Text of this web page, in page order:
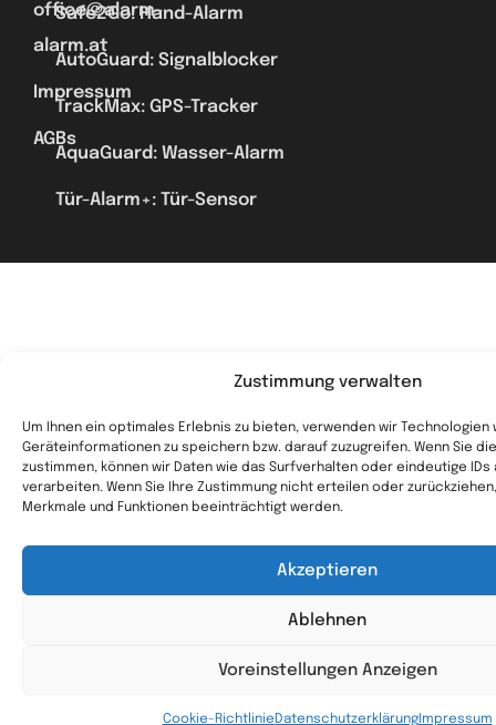
Zustimmung verwalten
Um Ihnen ein optimales Erlebnis zu bieten, verwenden wir Technologien
Geräteinformationen zu speichern bzw. darauf zuzugreifen. Wenn Sie
zustimmen, können wir Daten wie das Surfverhalten oder eindeutige
verarbeiten. Wenn Sie Ihre Zustimmung nicht erteilen oder
Merkmale und Funktionen beeinträchtigt werden.
Akzeptieren
Ablehnen
Voreinstellungen Anzeigen
Cookie-RichtlinieDatenschutzerklärungImpressum
office@alarm-
alarm.at
Impressum
AGBs
Safe2Go: Hand-Alarm
AutoGuard: Signalblocker
TrackMax: GPS-Tracker
AquaGuard: Wasser-Alarm
Tür-Alarm+: Tür-Sensor